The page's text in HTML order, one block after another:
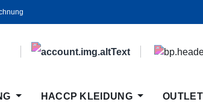
HACCP KLEIDUNG